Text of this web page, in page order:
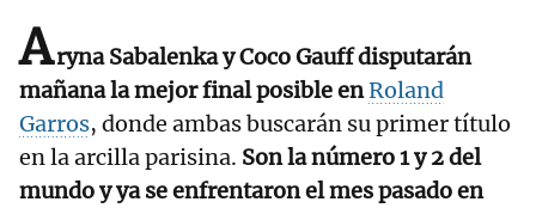
Aryna Sabalenka y Coco Gauff disputarán
mañana la mejor final posible enRoland
Garros, donde ambas buscarán su primer título
en la arcilla parisina. Son la número 1 y 2 del
mundo y ya se enfrentaron el mes pasado en